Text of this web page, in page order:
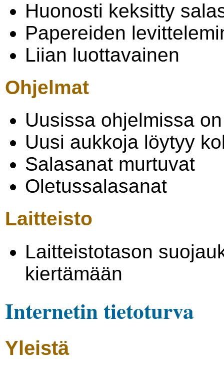
Huonosti keksitty
Papereiden
Liian luottavainen
Ohjelmat
Uusissa ohjelmissa
Uusi aukkoja löytyy
Salasanat murtuvat
Oletussalasanat
Laitteisto
Laitteistotason
kiertämään
Internetin tietoturva
Yleistä